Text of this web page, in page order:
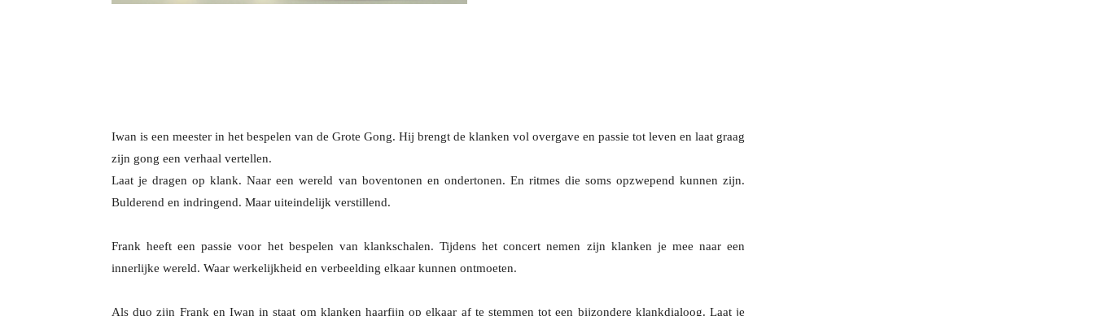
Iwan is een meester in het bespelen van de Grote Gong.Hij brengt de klanken vol overgave en passie tot leven en laat graag
zijn gong een verhaal vertellen.
Laat je dragen op klank. Naar een wereld van boventonen en ondertonen. En ritmes die soms opzwepend kunnen zijn.
Bulderend en indringend. Maar uiteindelijk verstillend.
Frank heeft een passie voor het bespelen van klankschalen. Tijdens het concert nemen zijn klanken je mee naar een
innerlijke wereld. Waar werkelijkheid en verbeelding elkaar kunnen ontmoeten.
Als duo zijn Frank en Iwan in staat om klanken haarfijn op elkaar af te stemmen tot een bijzondere klankdialoog. Laat je